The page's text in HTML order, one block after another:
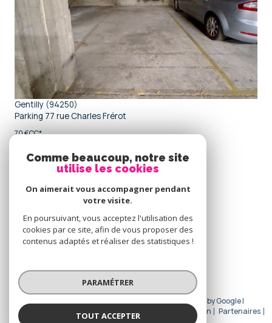
voir le bien
Gentilly (94250)
Parking 77 rue Charles Frérot
70 €CC*
connecter
espace propriétaire
Nous
adhérons
© 2026 | Tous droits réservés | Traduction powered by Google |
Nos honoraires
Plan du site Mentions légales Admin
Partenaires
Comme beaucoup, notre site
utilise les cookies
On aimerait vous accompagner pendant
votre visite.
En poursuivant, vous acceptez l'utilisation des
cookies par ce site, afin de vous proposer des
contenus adaptés et réaliser des statistiques !
PARAMÉTRER
TOUT ACCEPTER